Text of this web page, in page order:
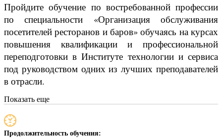
Пройдите обучение по востребованной профессии
по специальности «Организация обслуживания
посетителей ресторанов и баров» обучаясь на курсах
повышения квалификации и профессиональной
переподготовки в Институте технологии и сервиса
под руководством одних из лучших преподавателей
в отрасли.
Показать еще
Продолжительность обучения: